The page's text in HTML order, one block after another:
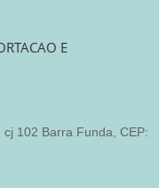
E
102 Barra Funda, CEP: